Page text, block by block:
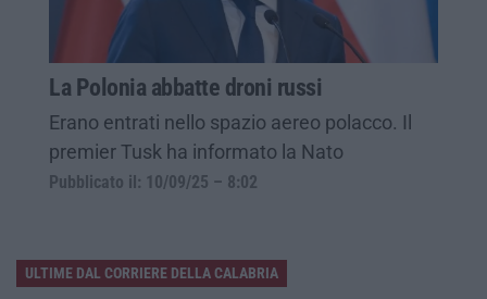
La Polonia abbatte droni russi
Erano entrati nello spazio aereo polacco. Il
premier Tusk ha informato la Nato
Pubblicato il: 10/09/25 – 8:02
ULTIME DAL CORRIERE DELLA CALABRIA